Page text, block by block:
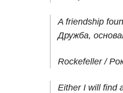
A friendship
Дружба,
Rockefeller /
Either I will find